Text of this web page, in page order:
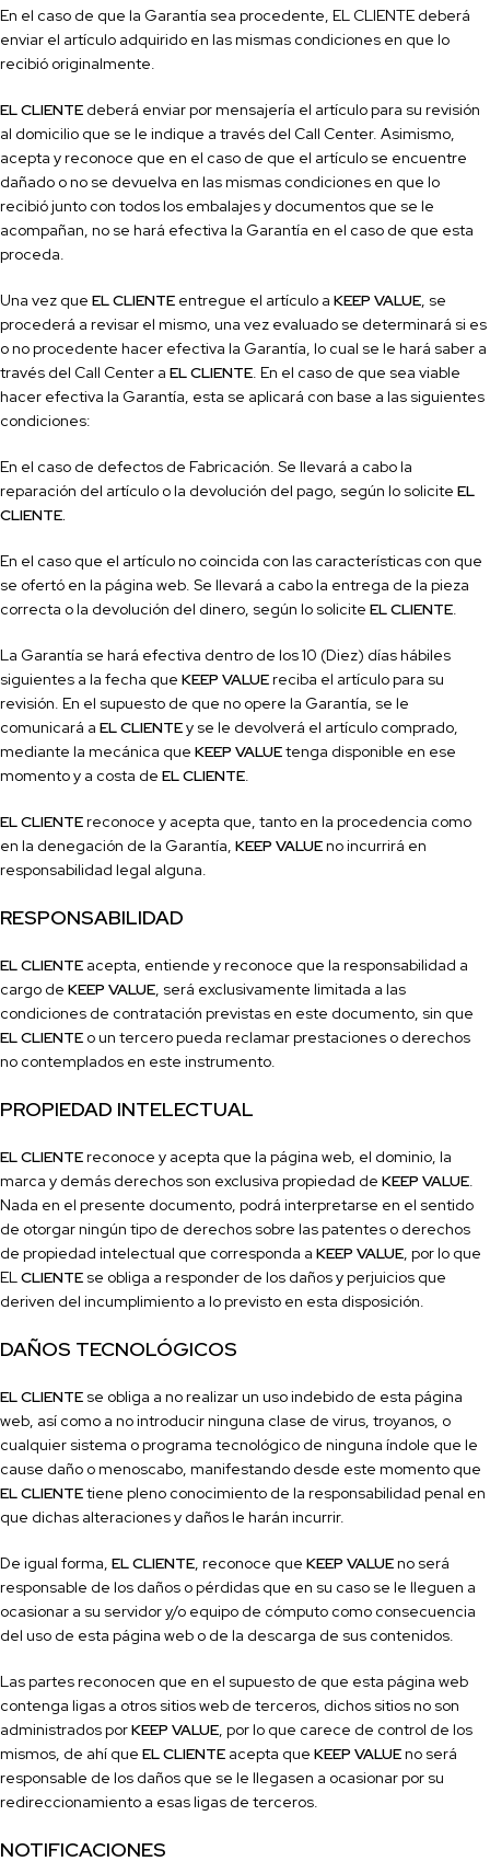
En el caso de que la Garantía sea procedente, EL CLIENTE deberá
enviar el artículo adquirido en las mismas condiciones en que lo
recibió originalmente.
EL CLIENTE deberá enviar por mensajería el artículo para su revisión
al domicilio que se le indique a través del Call Center. Asimismo,
acepta y reconoce que en el caso de que el artículo se encuentre
dañado o no se devuelva en las mismas condiciones en que lo
recibió junto con todos los embalajes y documentos que se le
acompañan, no se hará efectiva la Garantía en el caso de que esta
proceda.
Una vez que EL CLIENTE entregue el artículo a KEEP VALUE, se
procederá a revisar el mismo, una vez evaluado se determinará si es
o no procedente hacer efectiva la Garantía, lo cual se le hará saber a
través del Call Center a EL CLIENTE. En el caso de que sea viable
hacer efectiva la Garantía, esta se aplicará con base a las siguientes
condiciones:
En el caso de defectos de Fabricación. Se llevará a cabo la
reparación del artículo o la devolución del pago, según lo solicite EL
CLIENTE.
En el caso que el artículo no coincida con las características con que
se ofertó en la página web. Se llevará a cabo la entrega de la pieza
correcta o la devolución del dinero, según lo solicite EL CLIENTE.
La Garantía se hará efectiva dentro de los 10 (Diez) días hábiles
siguientes a la fecha que KEEP VALUEreciba el artículo para su
revisión. En el supuesto de que no opere la Garantía, se le
comunicará a EL CLIENTEy se le devolverá el artículo comprado,
mediante la mecánica que KEEP VALUEtenga disponible en ese
momento y a costa de EL CLIENTE.
EL CLIENTEreconoce y acepta que, tanto en la procedencia como
en la denegación de la Garantía, KEEP VALUEno incurrirá en
responsabilidad legal alguna.
RESPONSABILIDAD
EL CLIENTE acepta, entiende y reconoce que la responsabilidad a
cargo de KEEP VALUE, será exclusivamente limitada a las
condiciones de contratación previstas en este documento, sin que
EL CLIENTE o un tercero pueda reclamar prestaciones o derechos
no contemplados en este instrumento.
PROPIEDAD INTELECTUAL
EL CLIENTEreconoce y acepta que la página web, el dominio, la
marca y demás derechos son exclusiva propiedad de KEEP VALUE.
Nada en el presente documento, podrá interpretarse en el sentido
de otorgar ningún tipo de derechos sobre las patentes o derechos
de propiedad intelectual que corresponda a KEEP VALUE, por lo que
ELCLIENTE se obliga a responder de los daños y perjuicios que
deriven del incumplimiento a lo previsto en esta disposición.
DAÑOS TECNOLÓGICOS
EL CLIENTE se obliga a no realizar un uso indebido de esta página
web, así como a no introducir ninguna clase de virus, troyanos, o
cualquier sistema o programa tecnológico de ninguna índole que le
cause daño o menoscabo, manifestando desde este momento que
EL CLIENTEtiene pleno conocimiento de la responsabilidad penal en
que dichas alteraciones y daños le harán incurrir.
De igual forma, EL CLIENTE, reconoce que KEEP VALUEno será
responsable de los daños o pérdidas que en su caso se le lleguen a
ocasionar a su servidor y/o equipo de cómputo como consecuencia
del uso de esta página web o de la descarga de sus contenidos.
Las partes reconocen que en el supuesto de que esta página web
contenga ligas a otros sitios web de terceros, dichos sitios no son
administrados porKEEP VALUE, por lo que carece de control de los
mismos, de ahí que EL CLIENTE acepta que KEEP VALUEno será
responsable de los daños que se le llegasen a ocasionar por su
redireccionamiento a esas ligas de terceros.
NOTIFICACIONES